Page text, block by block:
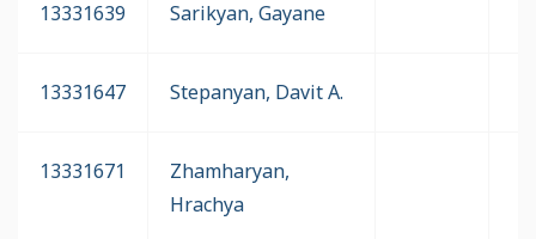
13331639 Sarikyan, Gayane
13331647 Stepanyan, Davit A.
13331671
Zhamharyan,
Hrachya